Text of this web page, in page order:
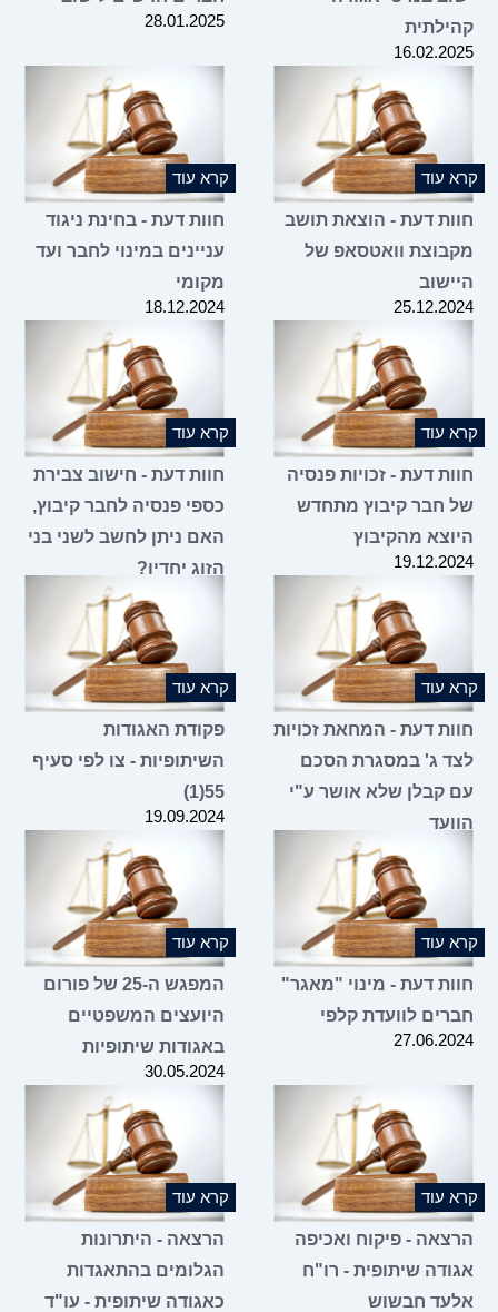
קהילתית
16.02.2025
28.01.2025
קרא עוד
חוות דעת - הוצאת תושב
מקבוצת וואטסאפ של
היישוב
25.12.2024
קרא עוד
חוות דעת - בחינת ניגוד
עניינים במינוי לחבר ועד
מקומי
18.12.2024
קרא עוד
חוות דעת - זכויות פנסיה
של חבר קיבוץ מתחדש
היוצא מהקיבוץ
19.12.2024
קרא עוד
חוות דעת - חישוב צבירת
כספי פנסיה לחבר קיבוץ,
האם ניתן לחשב לשני בני
הזוג יחדיו?
קרא עוד
חוות דעת - המחאת זכויות
לצד ג' במסגרת הסכם
עם קבלן שלא אושר ע"י
הוועד
קרא עוד
פקודת האגודות
השיתופיות - צו לפי סעיף
55(1)
19.09.2024
קרא עוד
חוות דעת - מינוי "מאגר"
חברים לוועדת קלפי
27.06.2024
קרא עוד
המפגש ה-25 של פורום
היועצים המשפטיים
באגודות שיתופיות
30.05.2024
קרא עוד
הרצאה - פיקוח ואכיפה
אגודה שיתופית - רו"ח
אלעד חבשוש
קרא עוד
הרצאה - היתרונות
הגלומים בהתאגדות
כאגודה שיתופית - עו"ד